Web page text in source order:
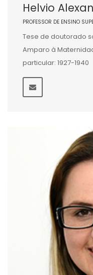
Helvio
PROFESSOR DE ENSINO
Tese de doutorado
Amparo à
particular: 1927-1940